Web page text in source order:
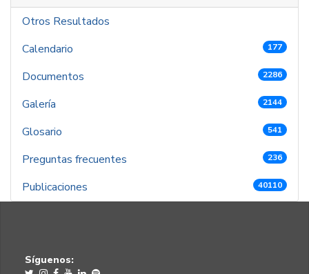
Otros Resultados
Calendario
177
Documentos 2286
Galería 2144
Glosario 541
Preguntas frecuentes 236
Publicaciones 40110
Síguenos: